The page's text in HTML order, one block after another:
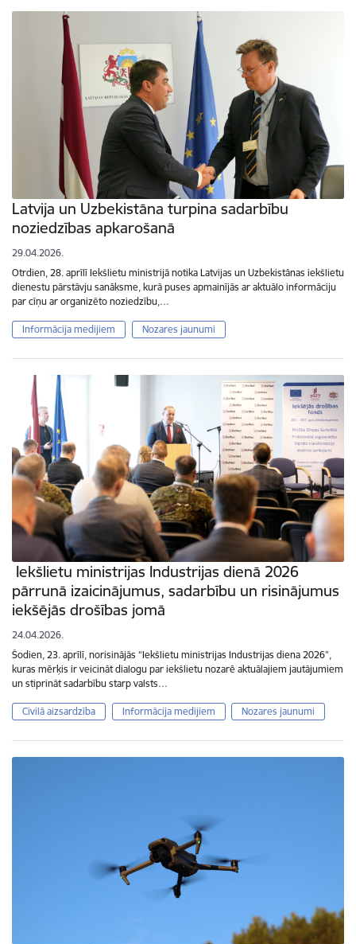
Latvija un Uzbekistāna turpina sadarbību
noziedzības apkarošanā
29.04.2026.
Otrdien, 28. aprīlī Iekšlietu ministrijā notika Latvijas un Uzbekistānas iekšlietu
dienestu pārstāvju sanāksme, kurā puses apmainījās ar aktuālo informāciju
par cīņu ar organizēto noziedzību,…
Informācija medijiem Nozares jaunumi
Iekšlietu ministrijas Industrijas dienā 2026
pārrunā izaicinājumus, sadarbību un risinājumus
iekšējās drošības jomā
24.04.2026.
Šodien, 23. aprīlī, norisinājās “Iekšlietu ministrijas Industrijas diena 2026”,
kuras mērķis ir veicināt dialogu par iekšlietu nozarē aktuālajiem jautājumiem
un stiprināt sadarbību starp valsts…
Civilā aizsardzība Informācija medijiem Nozares jaunumi